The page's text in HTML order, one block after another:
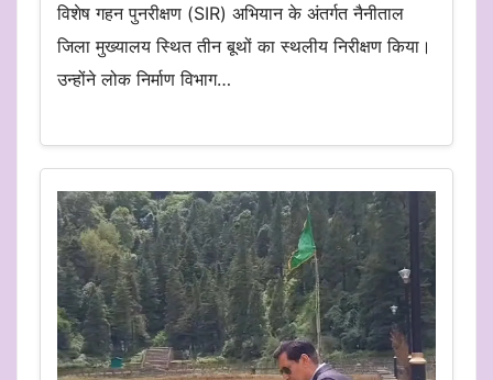
विशेष गहन पुनरीक्षण (SIR) अभियान के अंतर्गत नैनीताल
जिला मुख्यालय स्थित तीन बूथों का स्थलीय निरीक्षण किया।
उन्होंने लोक निर्माण विभाग…